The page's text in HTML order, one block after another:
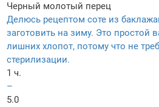
Черный молотый перец
Делюсь рецептом соте из
заготовить на зиму. Это простой
лишних хлопот, потому что не
стерилизации.
1 ч.
–
5.0